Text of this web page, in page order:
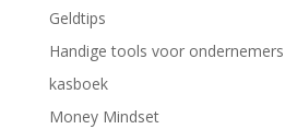
Geldtips
Handige tools voor ondernemers
kasboek
Money Mindset